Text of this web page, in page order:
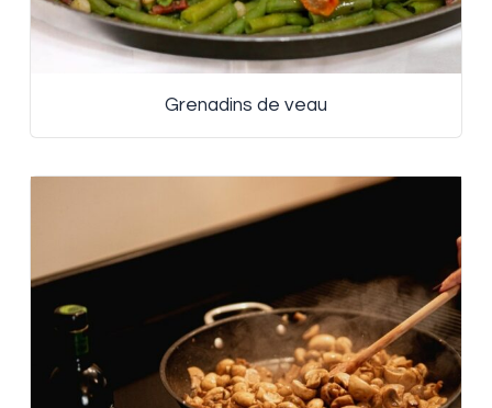
Grenadins de veau